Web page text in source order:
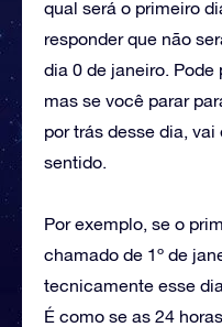
qual será o primeiro
responder que não
dia 0 de janeiro. Pode
mas se você parar
por trás desse dia,
sentido.
Por exemplo, se o
chamado de 1º de
tecnicamente esse
É como se as 24